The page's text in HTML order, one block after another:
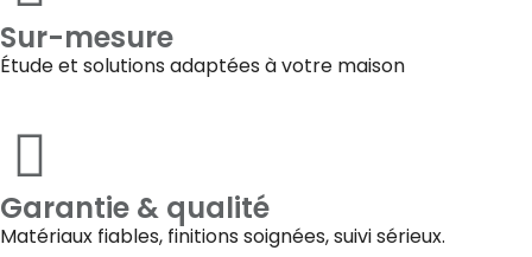
Sur-mesure
Étude et solutions adaptées à votre maison
Garantie & qualité
Matériaux fiables, finitions soignées, suivi sérieux.